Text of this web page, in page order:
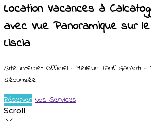
Location Vacances à
avec Vue Panoramique sur
Liscia
Site Internet Officiel - Meilleur Tarif Garanti -
Sécurisée
Réserver Nos Services
Scroll